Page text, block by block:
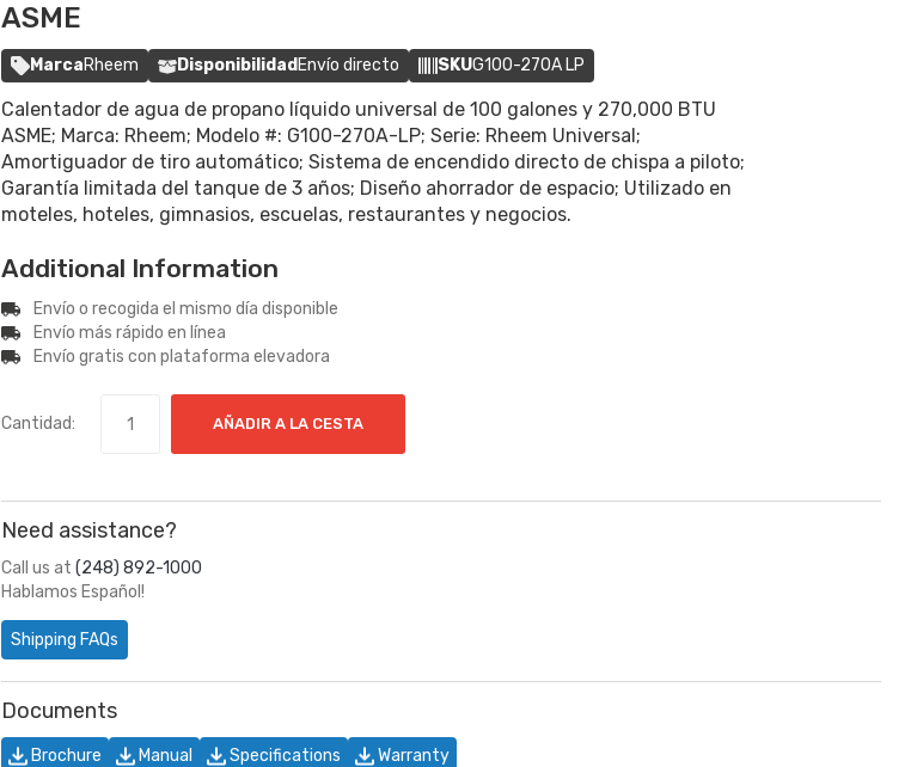
ASME
MarcaRheem Disponibilidad Envío directo SKUG100-270A LP
Calentador de agua de propano líquido universal de 100 galones y 270,000 BTU
ASME; Marca: Rheem; Modelo #: G100-270A-LP; Serie: Rheem Universal;
Amortiguador de tiro automático; Sistema de encendido directo de chispa a piloto;
Garantía limitada del tanque de 3 años; Diseño ahorrador de espacio; Utilizado en
moteles, hoteles, gimnasios, escuelas, restaurantes y negocios.
Additional Information
Envío o recogida el mismo día disponible
Envío más rápido en línea
Envío gratis con plataforma elevadora
Cantidad: AÑADIR A LA CESTA
Need assistance?
Call us at (248) 892-1000
Hablamos Español!
Shipping FAQs
Documents
Brochure Manual Specifications Warranty